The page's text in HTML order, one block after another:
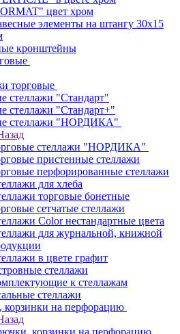
цвет хром
элементы на штангу 30х15
кронштейны
торговые
стеллажи "Стандарт"
стеллажи "Стандарт+"
стеллажи "НОРДИКА"
стеллажи "НОРДИКА"
пристенные стеллажи
перфорированные стеллажи
для хлеба
торговые бонетные
сетчатые стеллажи
Color нестандартные цвета
для журнальной, книжной
в цвете графит
стеллажи
к стеллажам
стеллажи
на перфорацию
корзинки на перфорацию